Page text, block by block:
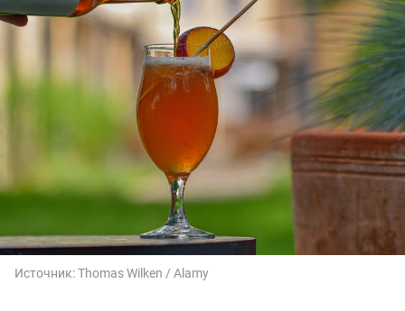
Источник:Thomas Wilken / Alamy